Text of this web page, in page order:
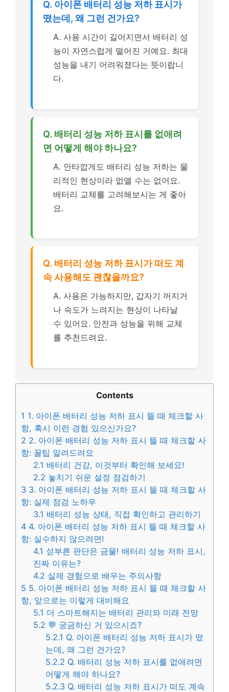
Q. 아이폰 배터리 성능 저하 표시가
떴는데, 왜 그런 건가요?
A. 사용 시간이 길어지면서 배터리 성
능이 자연스럽게 떨어진 거예요. 최대
성능을 내기 어려워졌다는 뜻이랍니
다.
Q. 배터리 성능 저하 표시를 없애려
면 어떻게 해야 하나요?
A. 안타깝게도 배터리 성능 저하는 물
리적인 현상이라 없앨 수는 없어요.
배터리 교체를 고려해보시는 게 좋아
요.
Q. 배터리 성능 저하 표시가 떠도 계
속 사용해도 괜찮을까요?
A. 사용은 가능하지만, 갑자기 꺼지거
나 속도가 느려지는 현상이 나타날
수 있어요. 안전과 성능을 위해 교체
를 추천드려요.
Contents
1 1. 아이폰 배터리 성능 저하 표시 뜰 때 체크할 사
항, 혹시 이런 경험 있으신가요?
2 2. 아이폰 배터리 성능 저하 표시 뜰 때 체크할 사
항: 꿀팁 알려드려요
2.1 배터리 건강, 이것부터 확인해 보세요!
2.2 놓치기 쉬운 설정 점검하기
3 3. 아이폰 배터리 성능 저하 표시 뜰 때 체크할 사
항: 실제 점검 노하우
3.1 배터리 성능 상태, 직접 확인하고 관리하기
4 4. 아이폰 배터리 성능 저하 표시 뜰 때 체크할 사
항: 실수하지 않으려면!
4.1 섣부른 판단은 금물! 배터리 성능 저하 표시,
진짜 이유는?
4.2 실제 경험으로 배우는 주의사항
5 5. 아이폰 배터리 성능 저하 표시 뜰 때 체크할 사
항, 앞으로는 이렇게 대비해요
5.1 더 스마트해지는 배터리 관리와 미래 전망
5.2 💬 궁금하신 거 있으시죠?
5.2.1 Q. 아이폰 배터리 성능 저하 표시가 떴
는데, 왜 그런 건가요?
5.2.2 Q. 배터리 성능 저하 표시를 없애려면
어떻게 해야 하나요?
5.2.3 Q. 배터리 성능 저하 표시가 떠도 계속